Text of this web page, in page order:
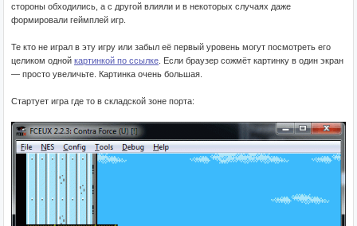
стороны обходились, а с другой влияли и в некоторых случаях даже
формировали геймплей игр.
Те кто не играл в эту игру или забыл её первый уровень могут посмотреть его
целиком одной картинкой по ссылке . Если браузер сожмёт картинку в один экран
— просто увеличьте. Картинка очень большая.
Стартует игра где то в складской зоне порта: